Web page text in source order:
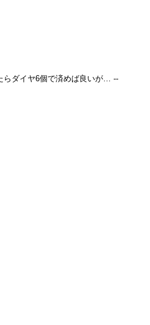
らダイヤ6個で済めば良いが… --